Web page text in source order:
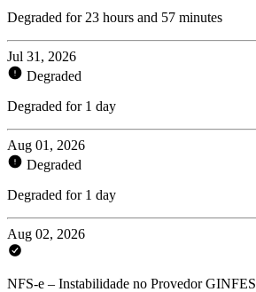
Degraded for 23 hours and 57 minutes
Jul 31, 2026
Degraded
Degraded for 1 day
Aug 01, 2026
Degraded
Degraded for 1 day
Aug 02, 2026
NFS-e – Instabilidade no Provedor GINFES